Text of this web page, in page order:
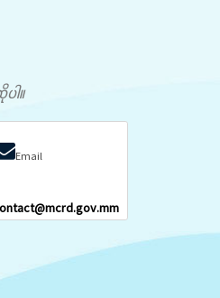
ါ။
Email